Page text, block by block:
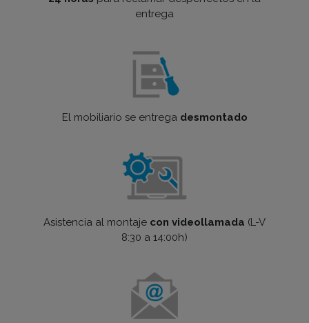
entrega
El mobiliario se entrega desmontado
Asistencia al montaje con videollamada (L-V
8:30 a 14:00h)